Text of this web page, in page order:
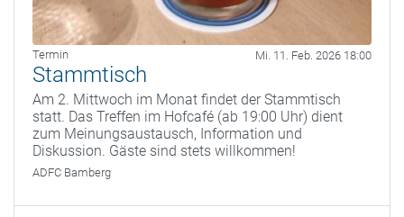
Termin Mi. 11. Feb. 2026 18:00
Stammtisch
Am 2. Mittwoch im Monat findet der Stammtisch
statt. Das Treffen im Hofcafé (ab 19:00 Uhr) dient
zum Meinungsaustausch, Information und
Diskussion. Gäste sind stets willkommen!
ADFC Bamberg